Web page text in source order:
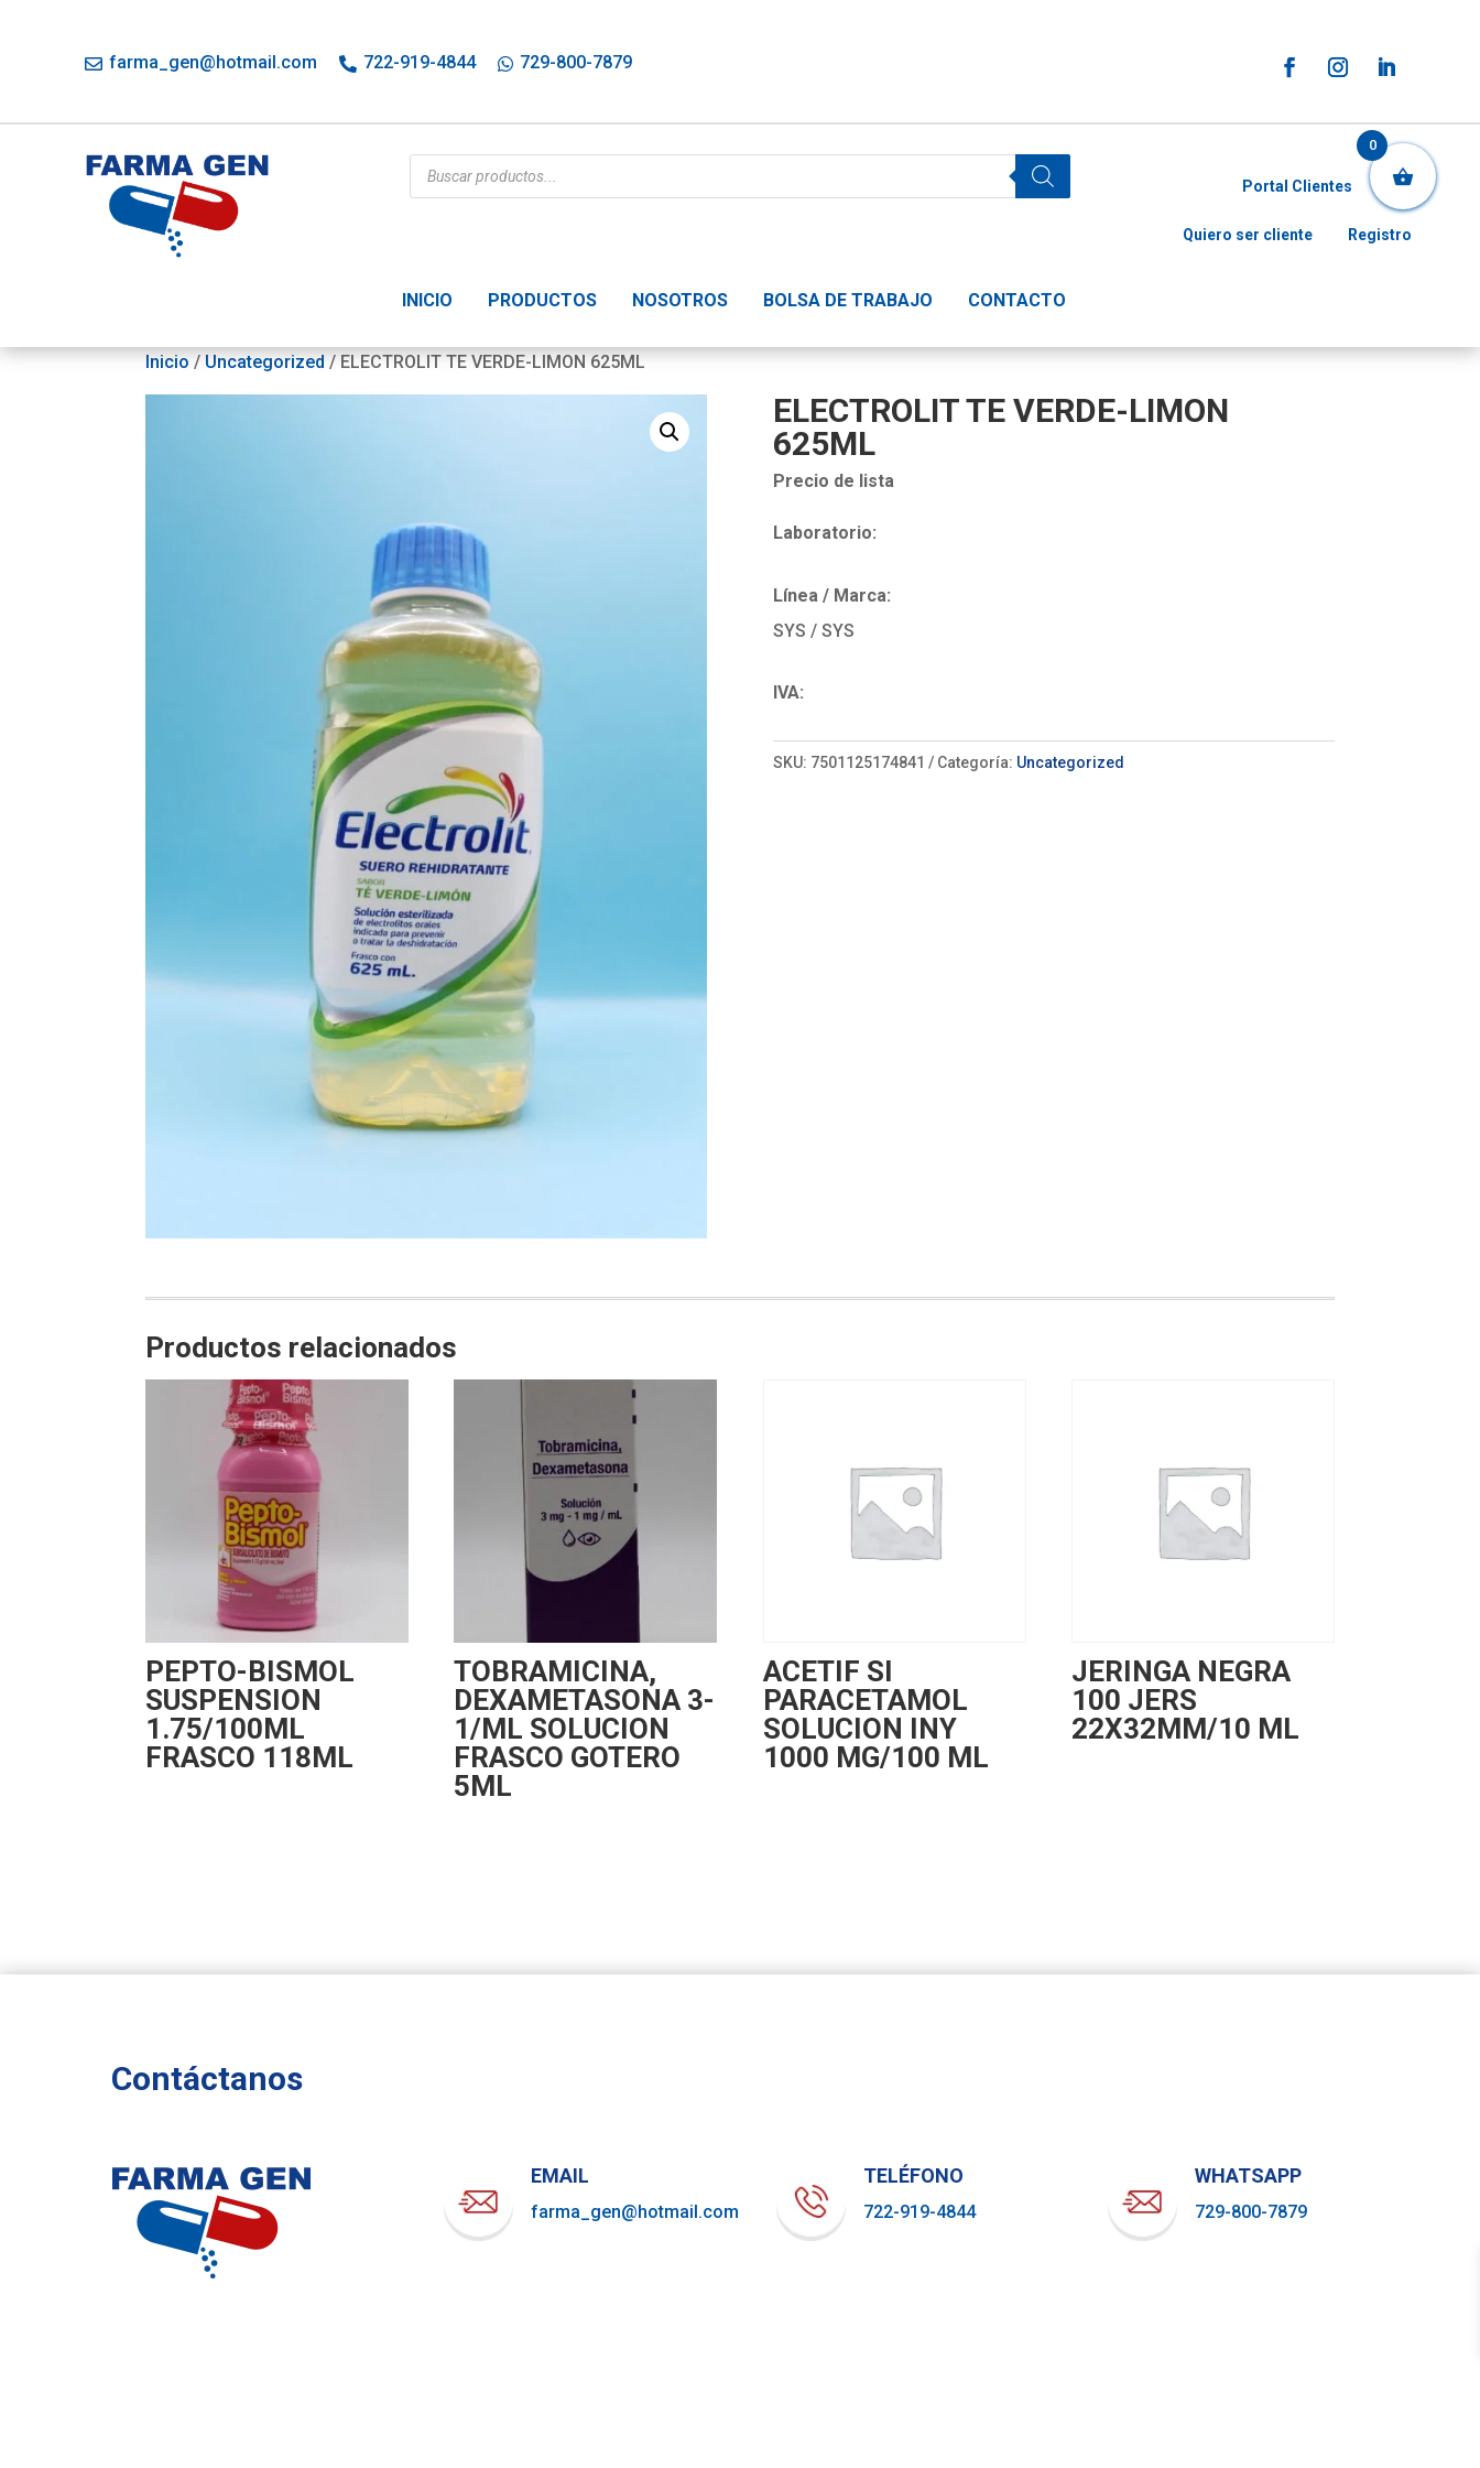
farma_gen@hotmail.com 722-919-4844 729-800-7879
Búsqueda
de
productos
INICIO PRODUCTOS NOSOTROS BOLSA DE TRABAJO CONTACTO
Portal Clientes
Quiero ser cliente Registro
Inicio / Uncategorized / ELECTROLIT TE VERDE-LIMON 625ML
ELECTROLIT TE VERDE-LIMON
625ML
Precio de lista
Laboratorio:
Línea / Marca:
SYS / SYS
IVA:
SKU: 7501125174841 Categoría: Uncategorized
Productos relacionados
PEPTO-BISMOL
SUSPENSION
1.75/100ML
FRASCO 118ML
TOBRAMICINA,
DEXAMETASONA 3-
1/ML SOLUCION
FRASCO GOTERO
5ML
ACETIF SI
PARACETAMOL
SOLUCION INY
1000 MG/100 ML
JERINGA NEGRA
100 JERS
22X32MM/10 ML
Contáctanos
EMAIL
farma_gen@hotmail.com
TELÉFONO
722-919-4844
WHATSAPP
729-800-7879
0